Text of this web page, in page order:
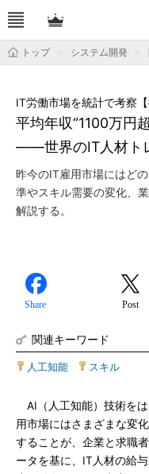
トップ システム開発
平均年収“1100万円
――世界のIT人材ト
IT労働市場を統計で考察【
昨今のIT雇用市場にはど
準やスキル需要の変化、
解説する。
Share Post
関連キーワード
人工知能 スキル
AI（人工知能）技術を
用市場にはさまざまな変
することが、企業と求職
ータを基に、IT人材の給